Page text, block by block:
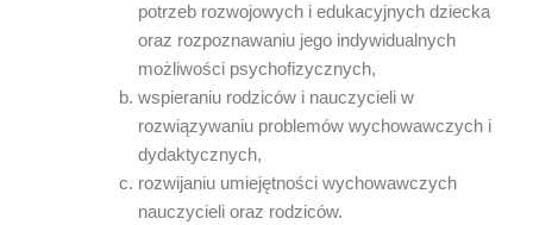
potrzeb rozwojowych i edukacyjnych dziecka
oraz rozpoznawaniu jego indywidualnych
możliwości psychofizycznych,
wspieraniu rodziców i nauczycieli w
rozwiązywaniu problemów wychowawczych i
dydaktycznych,
rozwijaniu umiejętności wychowawczych
nauczycieli oraz rodziców.